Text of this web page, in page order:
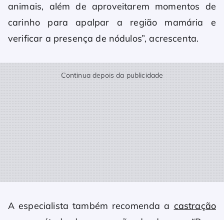
animais, além de aproveitarem momentos de
carinho para apalpar a região mamária e
verificar a presença de nódulos”, acrescenta.
Continua depois da publicidade
A especialista também recomenda a castração